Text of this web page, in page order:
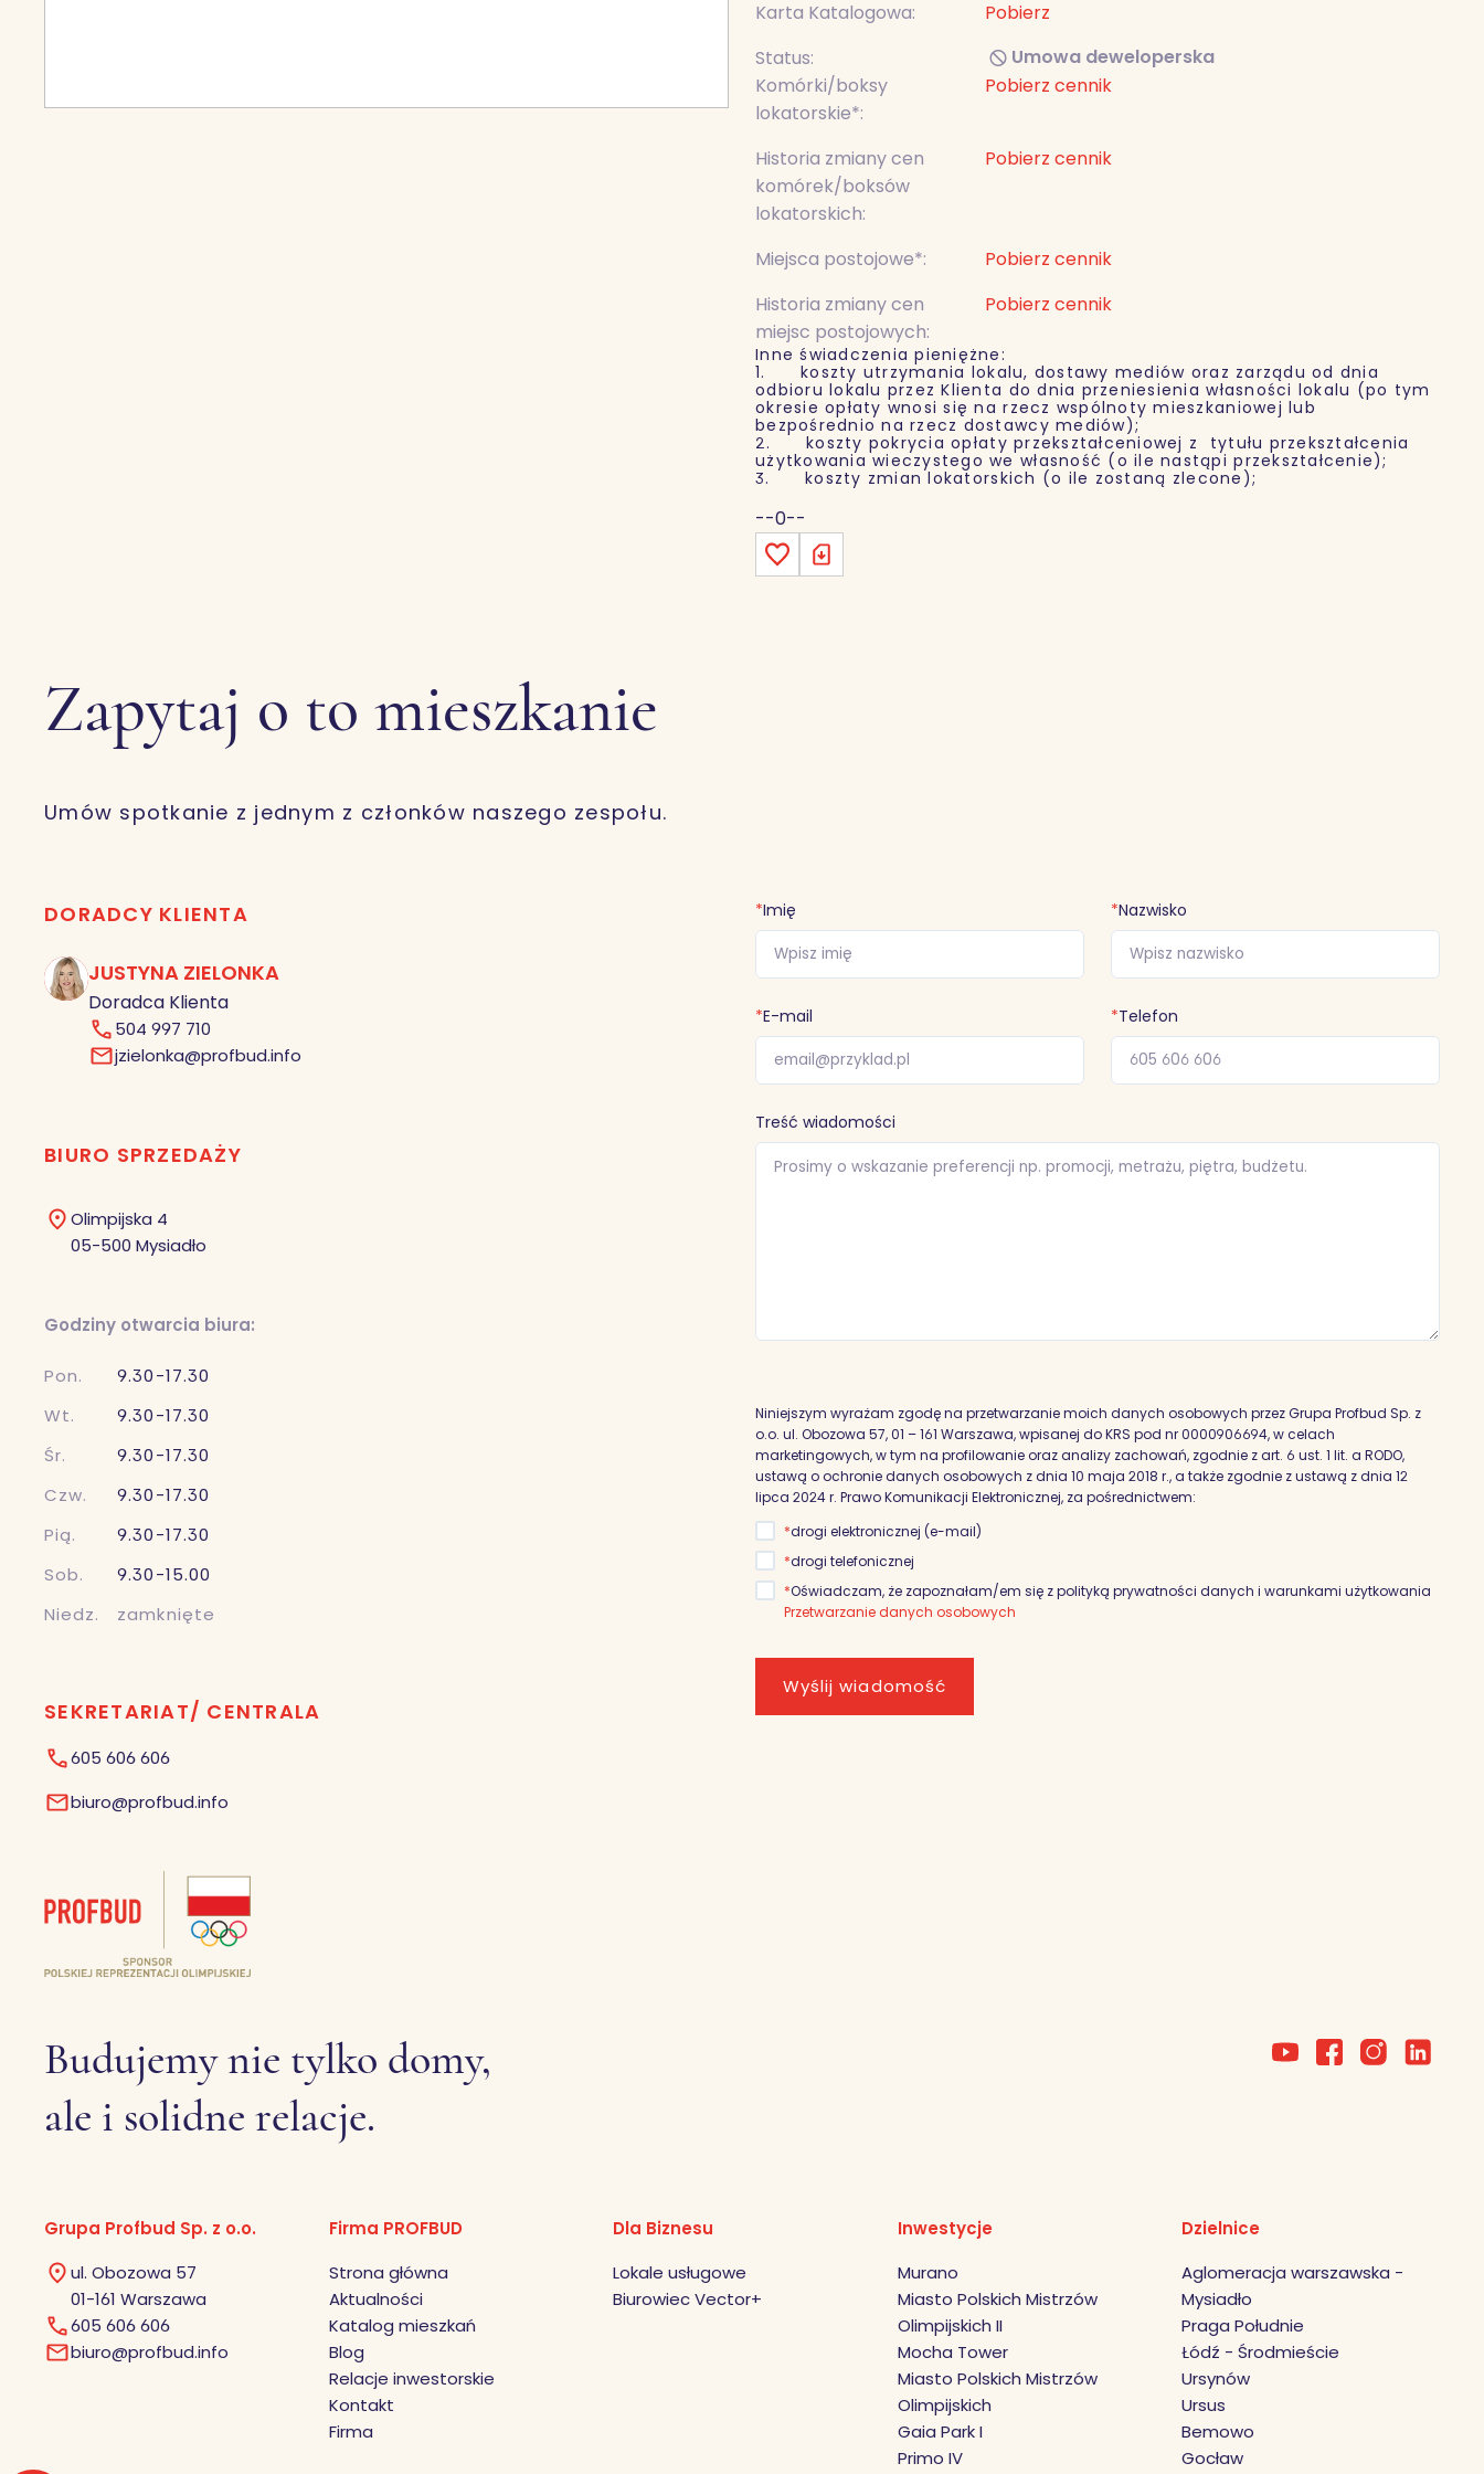
Karta Katalogowa:
Pobierz
Status:
Umowa deweloperska
Komórki/boksy
lokatorskie*:
Pobierz cennik
Historia zmiany cen
komórek/boksów
lokatorskich:
Pobierz cennik
Miejsca postojowe*:
Pobierz cennik
Historia zmiany cen
miejsc postojowych:
Pobierz cennik
Inne świadczenia pieniężne:
1. koszty utrzymania lokalu, dostawy mediów oraz zarządu od dnia
odbioru lokalu przez Klienta do dnia przeniesienia własności lokalu (po tym
okresie opłaty wnosi się na rzecz wspólnoty mieszkaniowej lub
bezpośrednio na rzecz dostawcy mediów);
2. koszty pokrycia opłaty przekształceniowej z tytułu przekształcenia
użytkowania wieczystego we własność (o ile nastąpi przekształcenie);
3. koszty zmian lokatorskich (o ile zostaną zlecone);
--0--
Zapytaj o to mieszkanie
Umów spotkanie z jednym z członków naszego zespołu.
DORADCY KLIENTA
JZ JUSTYNA ZIELONKA
Doradca Klienta
504 997 710
jzielonka@profbud.info
BIURO SPRZEDAŻY
Olimpijska 4
05-500 Mysiadło
Godziny otwarcia biura:
Pon.
9.30-17.30
Wt.
9.30-17.30
Śr.
9.30-17.30
Czw.
9.30-17.30
Pią.
9.30-17.30
Sob.
9.30-15.00
Niedz.
zamknięte
SEKRETARIAT/ CENTRALA
605 606 606
biuro@profbud.info
*Imię *Nazwisko
*E-mail *Telefon
Treść wiadomości
Niniejszym wyrażam zgodę na przetwarzanie moich danych osobowych przez Grupa Profbud Sp. z
o.o. ul. Obozowa 57, 01 – 161 Warszawa, wpisanej do KRS pod nr 0000906694, w celach
marketingowych, w tym na profilowanie oraz analizy zachowań, zgodnie z art. 6 ust. 1 lit. a RODO,
ustawą o ochronie danych osobowych z dnia 10 maja 2018 r., a także zgodnie z ustawą z dnia 12
lipca 2024 r. Prawo Komunikacji Elektronicznej, za pośrednictwem:
*drogi elektronicznej (e-mail)
*drogi telefonicznej
*Oświadczam, że zapoznałam/em się z polityką prywatności danych i warunkami użytkowania
Przetwarzanie danych osobowych
Wyślij wiadomość
Budujemy nie tylko domy,
ale i solidne relacje.
Grupa Profbud Sp. z o.o.
ul. Obozowa 57
01-161 Warszawa
605 606 606
biuro@profbud.info
Firma PROFBUD
Strona główna
Aktualności
Katalog mieszkań
Blog
Relacje inwestorskie
Kontakt
Firma
Dla Biznesu
Lokale usługowe
Biurowiec Vector+
Inwestycje
Murano
Miasto Polskich Mistrzów
Olimpijskich II
Mocha Tower
Miasto Polskich Mistrzów
Olimpijskich
Gaia Park I
Primo IV
Dzielnice
Aglomeracja warszawska -
Mysiadło
Praga Południe
Łódź - Środmieście
Ursynów
Ursus
Bemowo
Gocław